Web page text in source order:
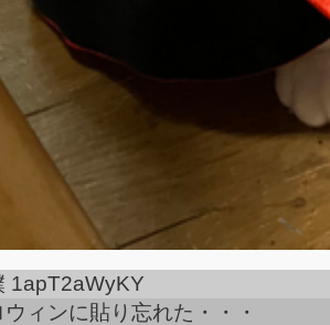
1apT2aWyKY
ィンに貼り忘れた・・・